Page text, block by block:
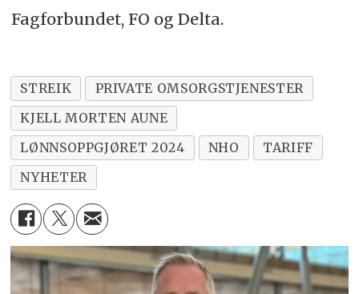
Fagforbundet, FO og Delta.
STREIK
PRIVATE OMSORGSTJENESTER
KJELL MORTEN AUNE
LØNNSOPPGJØRET 2024
NHO
TARIFF
NYHETER